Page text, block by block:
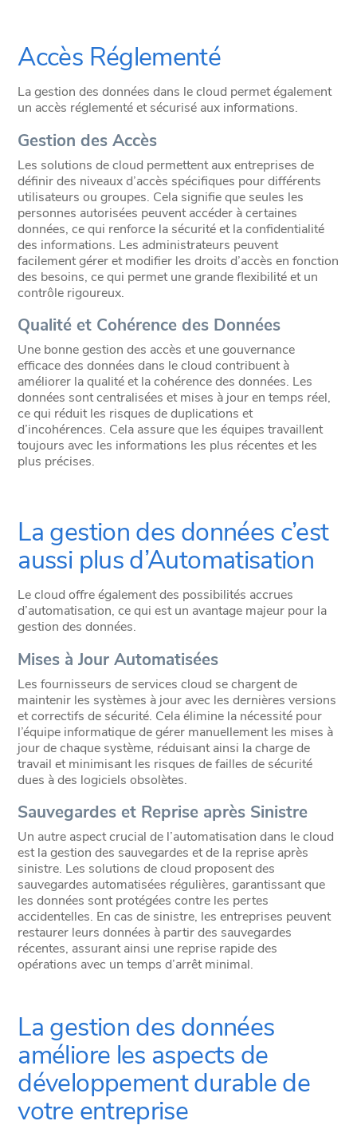
Accès Réglementé
La gestion des données dans le cloud permet également
un accès réglementé et sécurisé aux informations.
Gestion des Accès
Les solutions de cloud permettent aux entreprises de
définir des niveaux d’accès spécifiques pour différents
utilisateurs ou groupes. Cela signifie que seules les
personnes autorisées peuvent accéder à certaines
données, ce qui renforce la sécurité et la confidentialité
des informations. Les administrateurs peuvent
facilement gérer et modifier les droits d’accès en fonction
des besoins, ce qui permet une grande flexibilité et un
contrôle rigoureux.
Qualité et Cohérence des Données
Une bonne gestion des accès et une gouvernance
efficace des données dans le cloud contribuent à
améliorer la qualité et la cohérence des données. Les
données sont centralisées et mises à jour en temps réel,
ce qui réduit les risques de duplications et
d’incohérences. Cela assure que les équipes travaillent
toujours avec les informations les plus récentes et les
plus précises.
La gestion des données c’est
aussi plus d’Automatisation
Le cloud offre également des possibilités accrues
d’automatisation, ce qui est un avantage majeur pour la
gestion des données.
Mises à Jour Automatisées
Les fournisseurs de services cloud se chargent de
maintenir les systèmes à jour avec les dernières versions
et correctifs de sécurité. Cela élimine la nécessité pour
l’équipe informatique de gérer manuellement les mises à
jour de chaque système, réduisant ainsi la charge de
travail et minimisant les risques de failles de sécurité
dues à des logiciels obsolètes.
Sauvegardes et Reprise après Sinistre
Un autre aspect crucial de l’automatisation dans le cloud
est la gestion des sauvegardes et de la reprise après
sinistre. Les solutions de cloud proposent des
sauvegardes automatisées régulières, garantissant que
les données sont protégées contre les pertes
accidentelles. En cas de sinistre, les entreprises peuvent
restaurer leurs données à partir des sauvegardes
récentes, assurant ainsi une reprise rapide des
opérations avec un temps d’arrêt minimal.
La gestion des données
améliore les aspects de
développement durable de
votre entreprise